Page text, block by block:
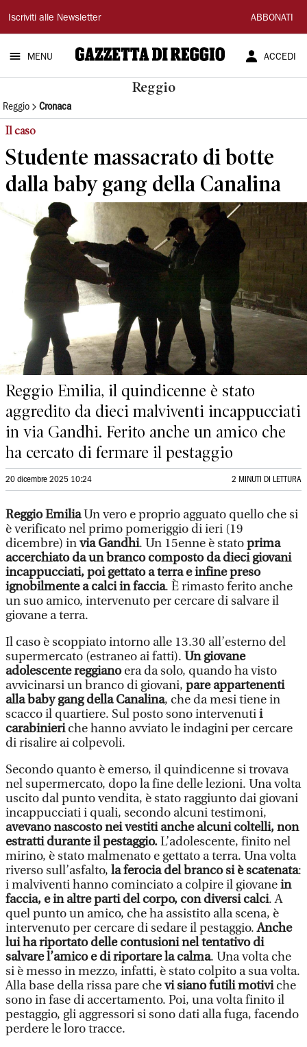
Gazzetta
di
Reggio
Iscriviti alle Newsletter ABBONATI
MENU ACCEDI
Reggio
Reggio Cronaca
Il caso
Studente massacrato di botte
dalla baby gang della Canalina
Reggio Emilia, il quindicenne è stato
aggredito da dieci malviventi incappucciati
in via Gandhi. Ferito anche un amico che
ha cercato di fermare il pestaggio
20 dicembre 2025 10:24 2 MINUTI DI LETTURA
Reggio EmiliaUn vero e proprio agguato quello che si
è verificato nel primo pomeriggio di ieri (19
dicembre) invia Gandhi. Un 15enne è statoprima
accerchiato da un branco composto da dieci giovani
incappucciati, poi gettato a terra e infine preso
ignobilmente a calci in faccia. È rimasto ferito anche
un suo amico, intervenuto per cercare di salvare il
giovane a terra.
Il caso è scoppiato intorno alle 13.30 all’esterno del
supermercato (estraneo ai fatti). Un giovane
adolescente reggianoera da solo, quando ha visto
avvicinarsi un branco di giovani, pare appartenenti
alla baby gang della Canalina, che da mesi tiene in
scacco il quartiere. Sul posto sono intervenutii
carabinieriche hanno avviato le indagini per cercare
di risalire ai colpevoli.
Secondo quanto è emerso, il quindicenne si trovava
nel supermercato, dopo la fine delle lezioni. Una volta
uscito dal punto vendita, è stato raggiunto dai giovani
incappucciati i quali, secondo alcuni testimoni,
avevano nascosto nei vestiti anche alcuni coltelli, non
estratti durante il pestaggio.L’adolescente, finito nel
mirino, è stato malmenato e gettato a terra. Una volta
riverso sull’asfalto, la ferocia del branco si è scatenata:
i malviventi hanno cominciato a colpire il giovanein
faccia, e in altre parti del corpo, con diversi calci. A
quel punto un amico, che ha assistito alla scena, è
intervenuto per cercare di sedare il pestaggio.Anche
lui ha riportato delle contusioni nel tentativo di
salvare l’amico e di riportare la calma. Una volta che
si è messo in mezzo, infatti, è stato colpito a sua volta.
Alla base della rissa pare chevi siano futili motiviche
sono in fase di accertamento. Poi, una volta finito il
pestaggio, gli aggressori si sono dati alla fuga, facendo
perdere le loro tracce.